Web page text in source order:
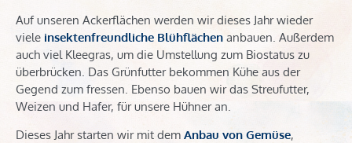
Auf unseren Ackerflächen werden wir dieses Jahr wieder
viele insektenfreundliche Blühflächen anbauen. Außerdem
auch viel Kleegras, um die Umstellung zum Biostatus zu
überbrücken. Das Grünfutter bekommen Kühe aus der
Gegend zum fressen. Ebenso bauen wir das Streufutter,
Weizen und Hafer, für unsere Hühner an.
Dieses Jahr starten wir mit dem Anbau von Gemüse,